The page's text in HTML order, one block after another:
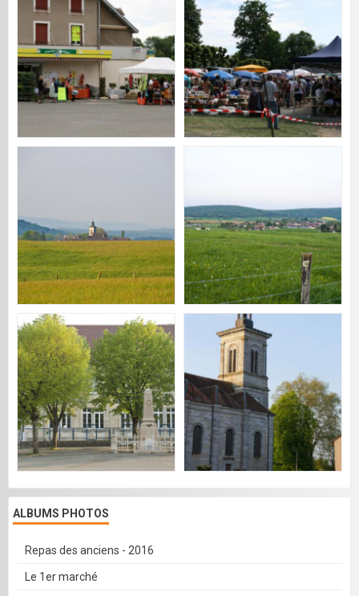
ALBUMS PHOTOS
Repas des anciens - 2016
Le 1er marché